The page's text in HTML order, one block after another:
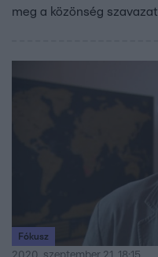
meg a közönség
Fókusz